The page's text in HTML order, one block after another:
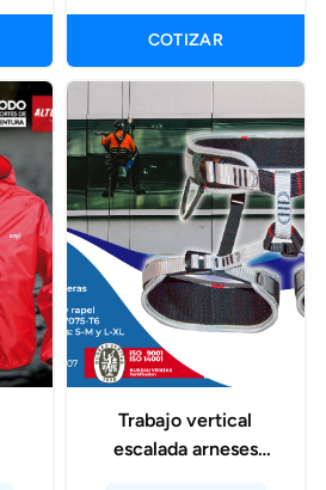
COTIZAR
Trabajo vertical
escalada arneses